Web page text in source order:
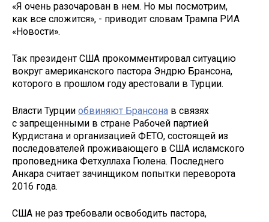
«Я очень разочарован в нем. Но мы посмотрим,
как все сложится», - приводит словам Трампа РИА
«Новости».
Так президент США прокомментировал ситуацию
вокруг американского пастора Эндрю Брансона,
которого в прошлом году арестовали в Турции.
Власти Турции обвиняют Брансона в связях
с запрещенными в стране Рабочей партией
Курдистана и организацией ФЕТО, состоящей из
последователей проживающего в США исламского
проповедника Фетхуллаха Гюлена. Последнего
Анкара считает зачинщиком попытки переворота
2016 года.
США не раз требовали освободить пастора,